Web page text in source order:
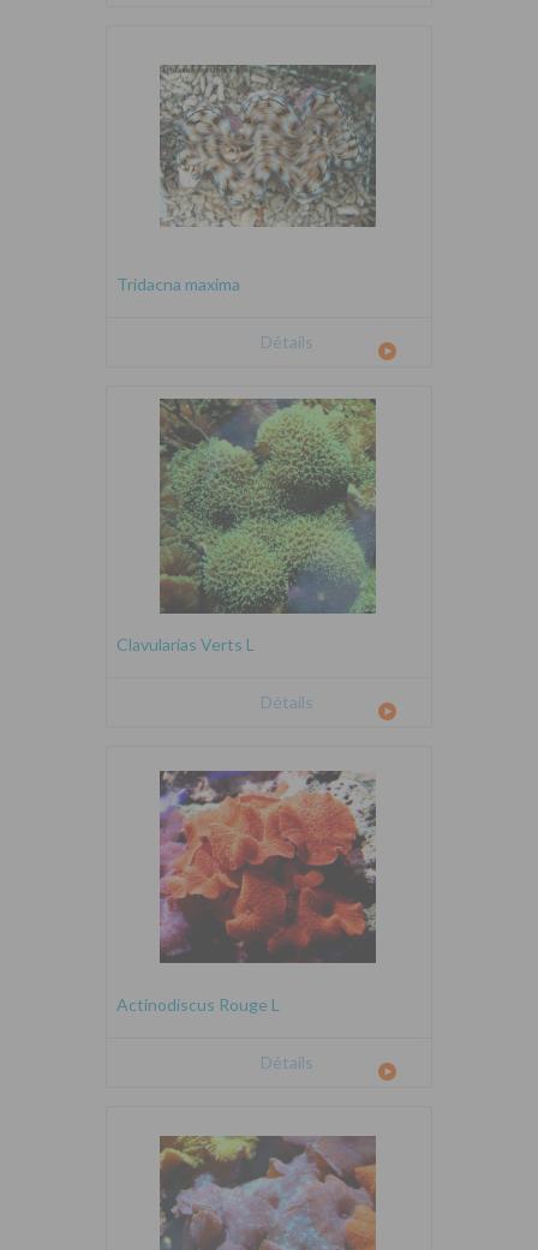
Tridacna maxima
Détails
Clavularias Verts L
Détails
Actinodiscus Rouge L
Détails